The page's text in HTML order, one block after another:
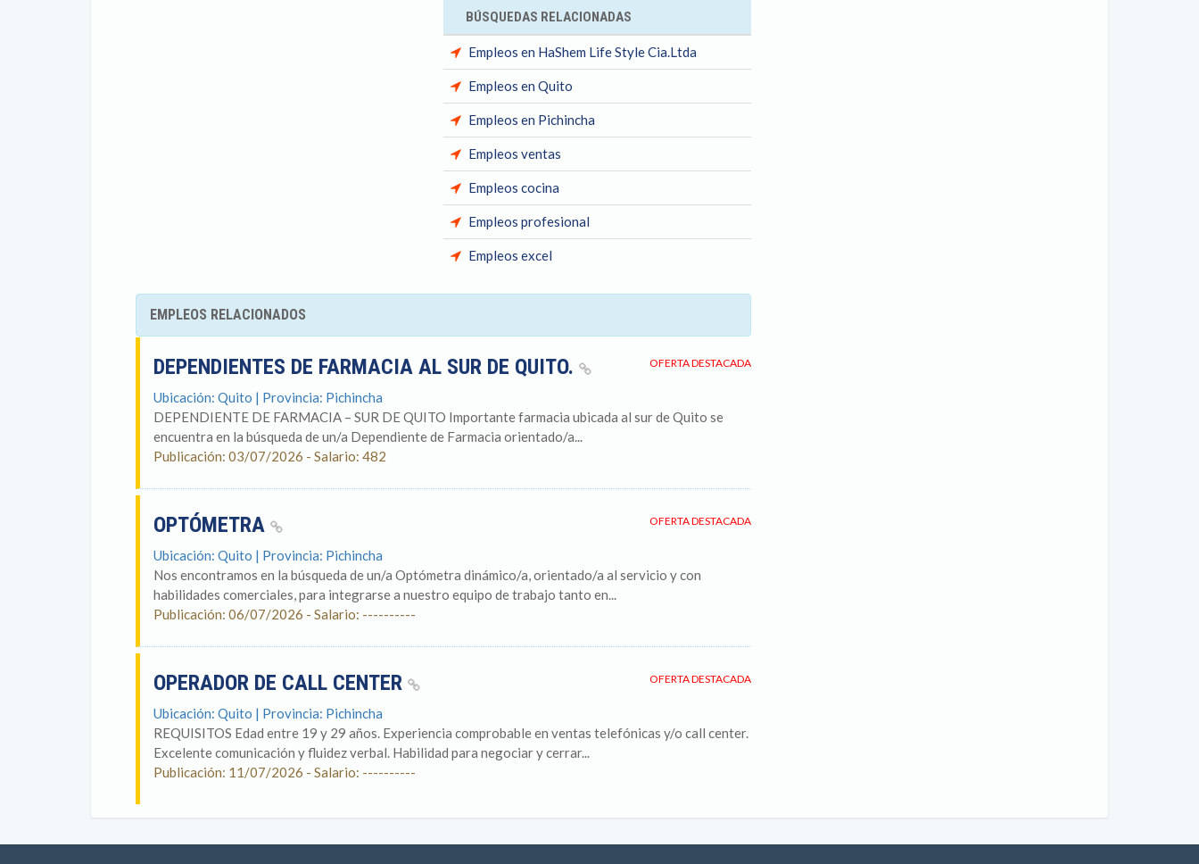
BÚSQUEDAS RELACIONADAS
Empleos en HaShem Life Style Cia.Ltda
Empleos en Quito
Empleos en Pichincha
Empleos ventas
Empleos cocina
Empleos profesional
Empleos excel
EMPLEOS RELACIONADOS
OFERTA DESTACADA
DEPENDIENTES DE FARMACIA AL SUR DE QUITO.
Ubicación: Quito | Provincia: Pichincha
DEPENDIENTE DE FARMACIA – SUR DE QUITO Importante farmacia ubicada al sur de Quito se
encuentra en la búsqueda de un/a Dependiente de Farmacia orientado/a...
Publicación: 03/07/2026 - Salario: 482
OFERTA DESTACADA
OPTÓMETRA
Ubicación: Quito | Provincia: Pichincha
Nos encontramos en la búsqueda de un/a Optómetra dinámico/a, orientado/a al servicio y con
habilidades comerciales, para integrarse a nuestro equipo de trabajo tanto en...
Publicación: 06/07/2026 - Salario: ----------
OFERTA DESTACADA
OPERADOR DE CALL CENTER
Ubicación: Quito | Provincia: Pichincha
REQUISITOS Edad entre 19 y 29 años. Experiencia comprobable en ventas telefónicas y/o call center.
Excelente comunicación y fluidez verbal. Habilidad para negociar y cerrar...
Publicación: 11/07/2026 - Salario: ----------